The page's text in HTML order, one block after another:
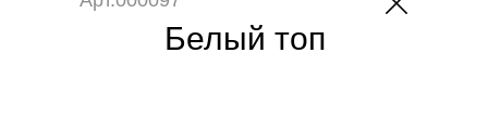
Белый топ